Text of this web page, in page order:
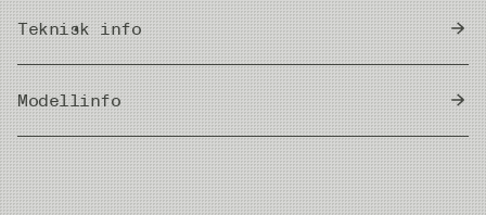
Klingornaär matta och lätt slipadesamt har
ennaturligt grå grafitfärg med svagt spiralmönster
och tunn matt lack,meningen tillsatt färg i något
led.Överflödigt grafitdamm och partiklar samlas upp
i egenbehållare innan det skickas vidare till
reningsverk.
Handtagtillverkade av 3A kork utan inlägg av
gummikork som gerreduceradmängd epoxy i
handtagen.
Teknisk info
Pieces 4
Rec. Head Weight 35-38g / 540-585 grains
Modellinfo
Elevation 12' #7/8och 13' #8/9: De lätteste spöna
vitillverkat i de här längderna och klasserna.Snabb
aktion med en följsam och responsiv topp gör dessa